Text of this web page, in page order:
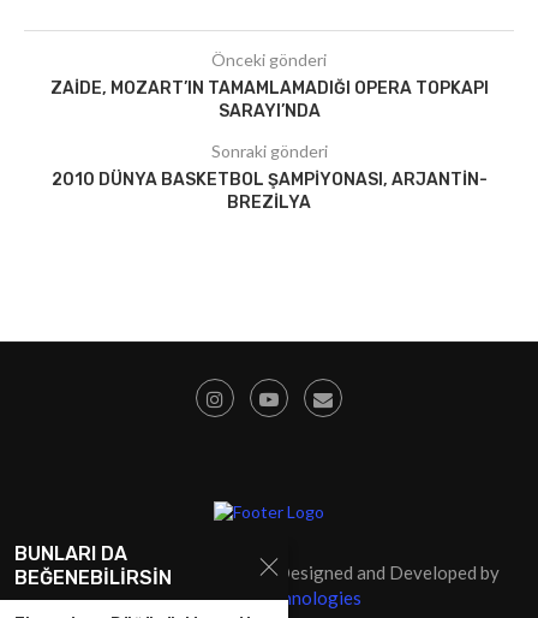
Önceki gönderi
ZAIDE, MOZART’IN TAMAMLAMADIĞI OPERA TOPKAPI
SARAYI’NDA
Sonraki gönderi
2010 DÜNYA BASKETBOL ŞAMPIYONASI, ARJANTIN-
BREZILYA
@2009 - Tüm Hakları Saklıdır. Designed and Developed by
SolidSoft Technologies
BUNLARI DA
BEĞENEBILIRSIN